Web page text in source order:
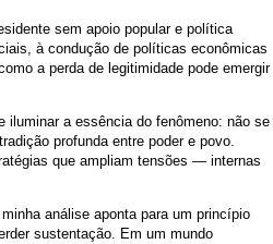
sem apoio popular e política
à condução de políticas econômicas
a perda de legitimidade pode emergir
iluminar a essência do fenômeno: não se
profunda entre poder e povo.
que ampliam tensões — internas
análise aponta para um princípio
sustentação. Em um mundo